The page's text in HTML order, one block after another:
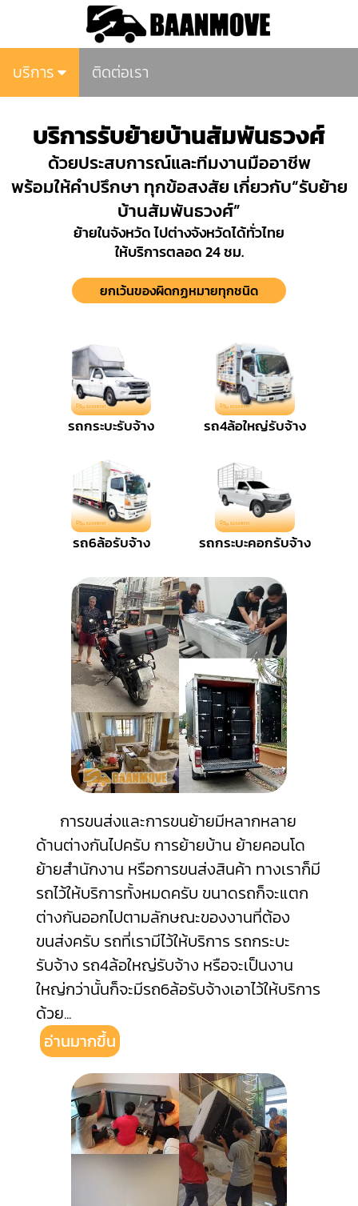
บริการ ติดต่อเรา
บริการรับย้ายบ้านสัมพันธวงศ์
ด้วยประสบการณ์และทีมงานมืออาชีพ
พร้อมให้คำปรึกษา ทุกข้อสงสัย เกี่ยวกับ“รับย้าย
บ้านสัมพันธวงศ์”
ย้ายในจังหวัด ไปต่างจังหวัดได้ทั่วไทย
ให้บริการตลอด 24 ชม.
ยกเว้นของผิดกฏหมายทุกชนิด
รถกระบะรับจ้าง รถ4ล้อใหญ่รับจ้าง
รถ6ล้อรับจ้าง รถกระบะคอกรับจ้าง
การขนส่งและการขนย้ายมีหลากหลาย
ด้านต่างกันไปครับ การย้ายบ้าน ย้ายคอนโด
ย้ายสำนักงาน หรือการขนส่งสินค้า ทางเราก็มี
รถไว้ให้บริการทั้งหมดครับ ขนาดรถก็จะแตก
ต่างกันออกไปตามลักษณะของงานที่ต้อง
ขนส่งครับ รถที่เรามีไว้ให้บริการ รถกระบะ
รับจ้าง รถ4ล้อใหญ่รับจ้าง หรือจะเป็นงาน
ใหญ่กว่านั้นก็จะมีรถ6ล้อรับจ้างเอาไว้ให้บริการ
ด้วย...
อ่านมากขึ้น